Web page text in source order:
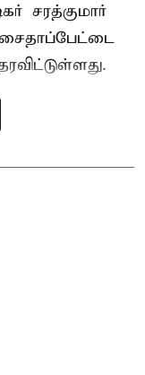
சரத்குமார்